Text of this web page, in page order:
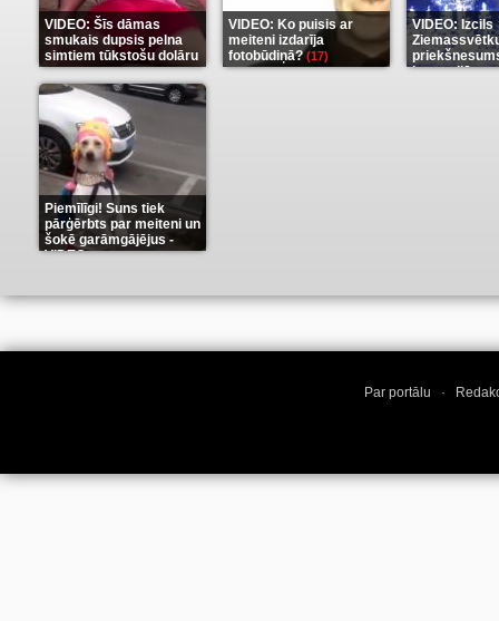
VIDEO: Šīs dāmas
smukais dupsis pelna
simtiem tūkstošu dolāru
(9)
VIDEO: Ko puisis ar
meiteni izdarīja
fotobūdiņā?(17)
VIDEO: Izcils
karu stilā(7)
Piemīlīgi! Suns tiek
pārģērbts par meiteni un
šokē garāmgājējus -
VIDEO(8)
Par portālu ·